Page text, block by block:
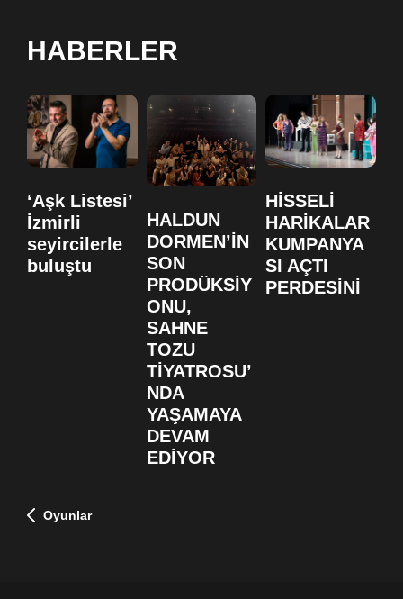
HABERLER
‘Aşk Listesi’
İzmirli
seyircilerle
buluştu
HALDUN
DORMEN’İN
SON
PRODÜKSİY
ONU,
SAHNE
TOZU
TİYATROSU’
NDA
YAŞAMAYA
DEVAM
EDİYOR
HİSSELİ
HARİKALAR
KUMPANYA
SI AÇTI
PERDESİNİ
Oyunlar